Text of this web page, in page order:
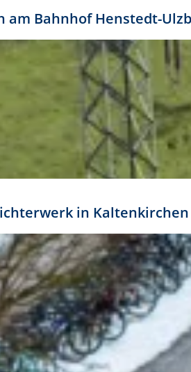
am Bahnhof Henstedt-
in Kaltenkirchen